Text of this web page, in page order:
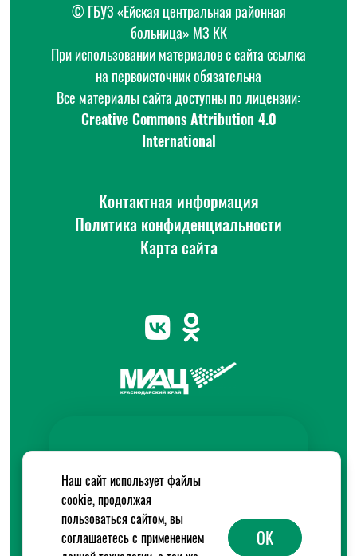
© ГБУЗ «Ейская центральная районная
больница» МЗ КК
При использовании материалов с сайта ссылка
на первоисточник обязательна
Все материалы сайта доступны по лицензии:
Creative Commons Attribution 4.0
International
Контактная информация
Политика конфиденциальности
Карта сайта
Наш сайт использует файлы
cookie, продолжая
пользоваться сайтом, вы
соглашаетесь с применением
OK